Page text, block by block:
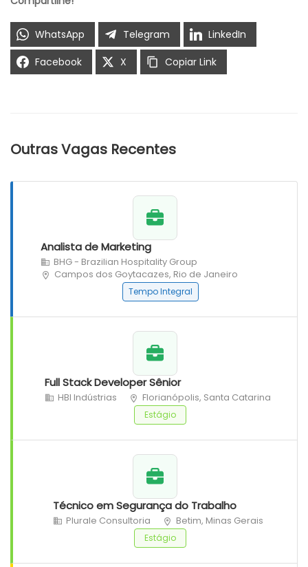
WhatsApp Telegram
LinkedIn
Facebook
X Copiar Link
Outras Vagas Recentes
Analista de Marketing
BHG - Brazilian Hospitality Group
Campos dos Goytacazes, Rio de Janeiro
Tempo Integral
Full Stack Developer Sênior
HBI Indústrias Florianópolis, Santa Catarina
Estágio
Técnico em Segurança do Trabalho
Plurale Consultoria Betim, Minas Gerais
Estágio